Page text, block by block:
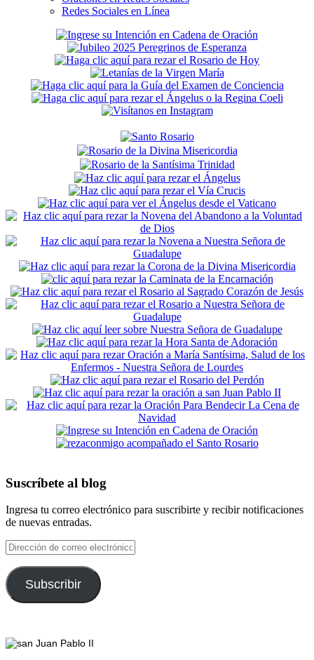
Redes Sociales en Línea
Secondary
Sidebar
Suscríbete al blog
Ingresa tu correo electrónico para suscribirte y recibir notificaciones
de nuevas entradas.
Dirección
de
correo
electrónico
Subscribir